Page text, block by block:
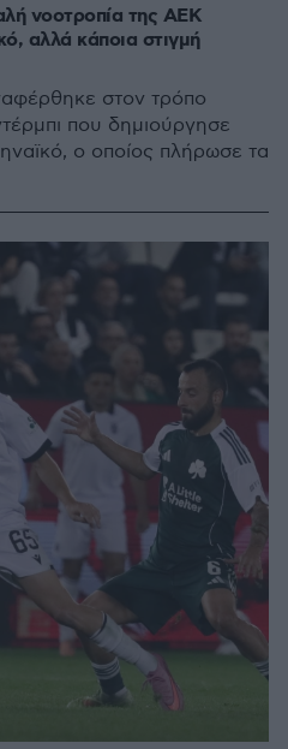
νοοτροπία της ΑΕΚ
αλλά κάποια στιγμή
στον τρόπο
που δημιούργησε
ο οποίος πλήρωσε τα